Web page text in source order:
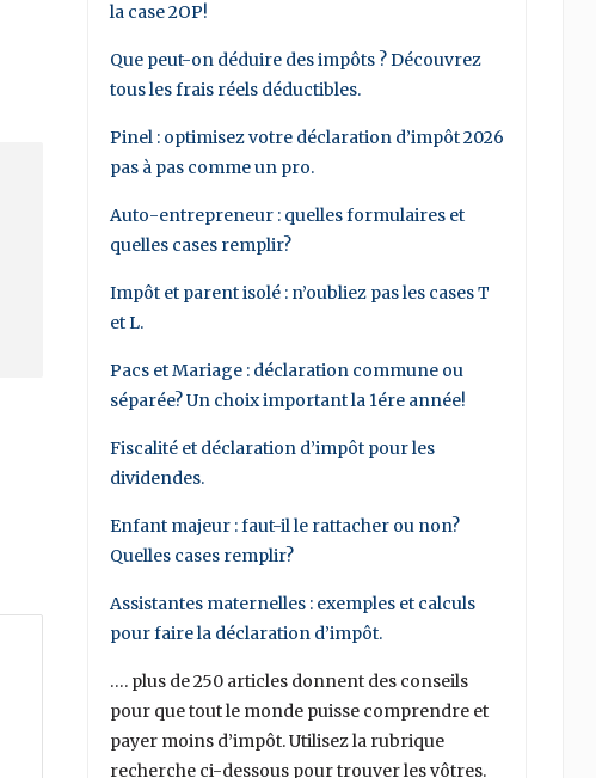
la case 2OP!
Que peut-on déduire des impôts ? Découvrez
tous les frais réels déductibles.
Pinel : optimisez votre déclaration d’impôt 2026
pas à pas comme un pro.
Auto-entrepreneur : quelles formulaires et
quelles cases remplir?
Impôt et parent isolé : n’oubliez pas les cases T
et L.
Pacs et Mariage : déclaration commune ou
séparée? Un choix important la 1ére année!
Fiscalité et déclaration d’impôt pour les
dividendes.
Enfant majeur : faut-il le rattacher ou non?
Quelles cases remplir?
Assistantes maternelles : exemples et calculs
pour faire la déclaration d’impôt.
…. plus de 250 articles donnent des conseils
pour que tout le monde puisse comprendre et
payer moins d’impôt. Utilisez la rubrique
recherche ci-dessous pour trouver les vôtres.